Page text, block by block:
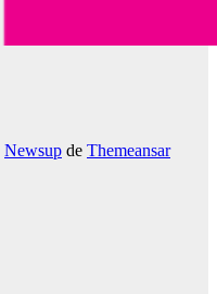
Newsup de Themeansar